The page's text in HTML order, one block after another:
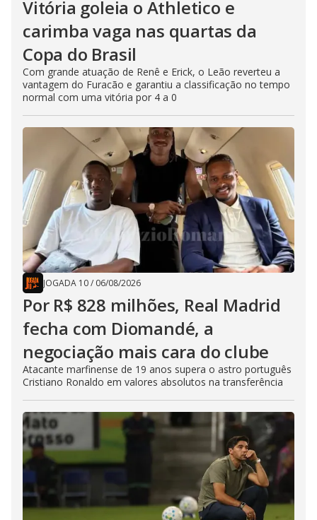
Vitória goleia o Athletico e
carimba vaga nas quartas da
Copa do Brasil
Com grande atuação de Renê e Erick, o Leão reverteu a
vantagem do Furacão e garantiu a classificação no tempo
normal com uma vitória por 4 a 0
JOGADA 10/ 06/08/2026
Por R$ 828 milhões, Real Madrid
fecha com Diomandé, a
negociação mais cara do clube
Atacante marfinense de 19 anos supera o astro português
Cristiano Ronaldo em valores absolutos na transferência